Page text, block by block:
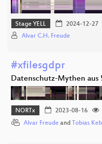
Stage YELL 2024-12-27
Alvar C.H. Freude
#xfilesgdpr
Datenschutz-Mythen aus
NORTx 2023-08-16
Alvar Freude and Tobias